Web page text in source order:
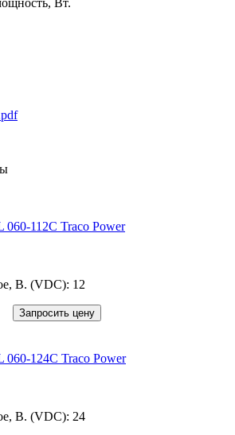
060-112C Traco Power
В. (VDC): 12
Запросить цену
060-124C Traco Power
В. (VDC): 24